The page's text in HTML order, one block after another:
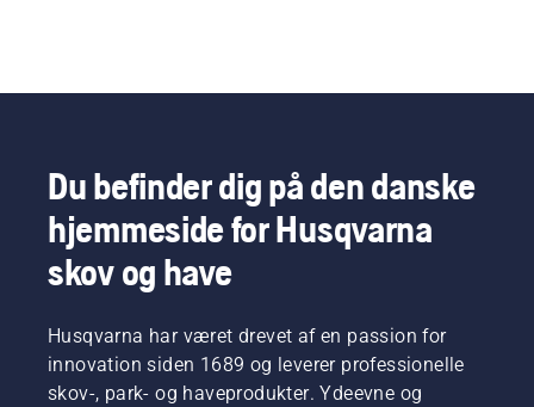
Du befinder dig på den danske
hjemmeside for Husqvarna
skov og have
Husqvarna har været drevet af en passion for
innovation siden 1689 og leverer professionelle
skov-, park- og haveprodukter. Ydeevne og